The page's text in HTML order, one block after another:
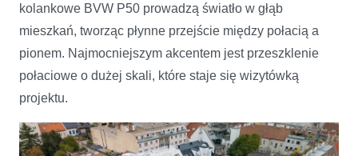
kolankowe BVW P50 prowadzą światło w głąb
mieszkań, tworząc płynne przejście między połacią a
pionem. Najmocniejszym akcentem jest przeszklenie
połaciowe o dużej skali, które staje się wizytówką
projektu.